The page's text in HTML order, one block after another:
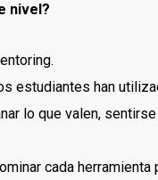
nivel?
estudiantes han
lo que valen,
cada herramienta